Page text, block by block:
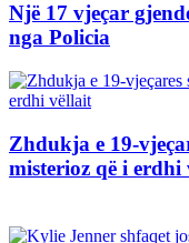
Një 17 vjeçar
nga Policia
Zhdukja e 19-
misterioz që i erdhi